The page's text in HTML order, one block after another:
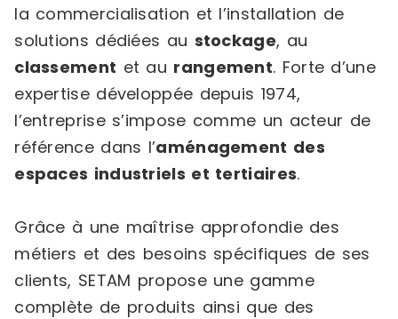
la commercialisation et l’installation de
solutions dédiées au stockage, au
classement et au rangement. Forte d’une
expertise développée depuis 1974,
l’entreprise s’impose comme un acteur de
référence dans l’aménagement des
espaces industriels et tertiaires.
Grâce à une maîtrise approfondie des
métiers et des besoins spécifiques de ses
clients, SETAM propose une gamme
complète de produits ainsi que des